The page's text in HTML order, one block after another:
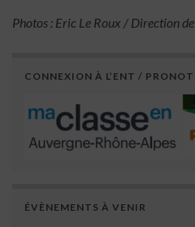
Photos : Eric Le Roux / Direction
CONNEXION À L’ENT /
ÉVÈNEMENTS À VENIR